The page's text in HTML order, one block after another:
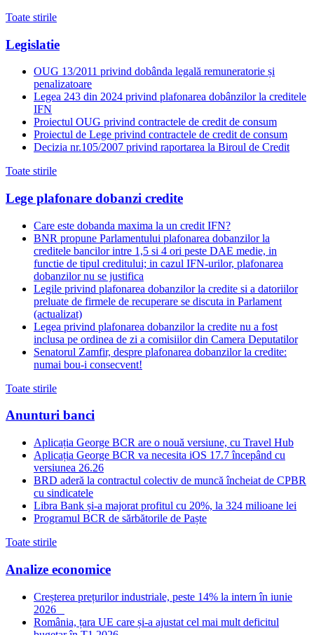
Toate stirile
Legislatie
OUG 13/2011 privind dobânda legală remuneratorie și
penalizatoare
Legea 243 din 2024 privind plafonarea dobânzilor la creditele
IFN
Proiectul OUG privind contractele de credit de consum
Proiectul de Lege privind contractele de credit de consum
Decizia nr.105/2007 privind raportarea la Biroul de Credit
Toate stirile
Lege plafonare dobanzi credite
Care este dobanda maxima la un credit IFN?
BNR propune Parlamentului plafonarea dobanzilor la
creditele bancilor intre 1,5 si 4 ori peste DAE medie, in
functie de tipul creditului; in cazul IFN-urilor, plafonarea
dobanzilor nu se justifica
Legile privind plafonarea dobanzilor la credite si a datoriilor
preluate de firmele de recuperare se discuta in Parlament
(actualizat)
Legea privind plafonarea dobanzilor la credite nu a fost
inclusa pe ordinea de zi a comisiilor din Camera Deputatilor
Senatorul Zamfir, despre plafonarea dobanzilor la credite:
numai bou-i consecvent!
Toate stirile
Anunturi banci
Aplicația George BCR are o nouă versiune, cu Travel Hub
Aplicația George BCR va necesita iOS 17.7 începând cu
versiunea 26.26
BRD aderă la contractul colectiv de muncă încheiat de CPBR
cu sindicatele
Libra Bank și-a majorat profitul cu 20%, la 324 milioane lei
Programul BCR de sărbătorile de Paște
Toate stirile
Analize economice
Creșterea prețurilor industriale, peste 14% la intern în iunie
2026
România, țara UE care și-a ajustat cel mai mult deficitul